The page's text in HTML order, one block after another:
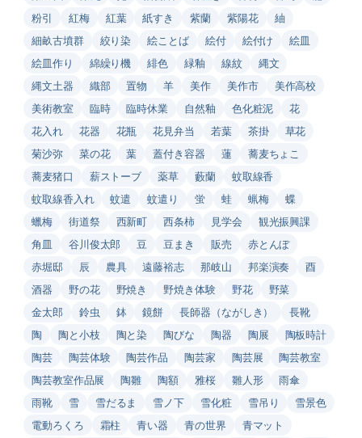
粉引
紅梅 紅葉 紙すき 紫蘭 紫陽花
紬
細畝古墳群
絞り染 絵ことば 絵付 絵付け
絵皿
絵皿作り
綿繰り機 緋色 緑釉 線紋
縄文
縄文土器
織部 置物 羊 美作 美作市
美作高校
美術教室
臨時 臨時休業 自然釉 色化粧泥
花
花入れ
花器 花瓶 花見弁当 若葉 茶掛
草花
菊沙弥
菜の花 葉 蓋付き容器 蓮
蕎麦ちょこ
蕎麦猪口
薪ストーブ 薬草 藪蘭
蚊取線香
蚊取線香入れ
蚊遣 蚊遣り 蛍 蛙 蝋梅
蝶
蠟梅
街道祭 西新町 西条柿 見学会
観光振興課
角皿
谷川俊太郎 豆 豆まき 販売
赤とんぼ
赤堀邸
辰 農具 遠藤裕志 那岐山 邦楽演奏
酉
酒器
野の花 野焼き 野焼き体験 野花
野菜
金太郎
鈴虫 鉢 鏡餅 長師器（ながしき）
長靴
陶
陶と小枝 陶と染 陶びな 陶器 陶展
陶板時計
陶芸
陶芸体験 陶芸作品 陶芸家 陶芸展
陶芸教室
陶芸教室作品展
陶雛 陶額 雅桜 雛人形
雨傘
雨靴
雪 雪だるま 雪ノ下 雪化粧 雪吊り
雪景色
電動ろくろ
霜柱 青い器 青の世界
青マット